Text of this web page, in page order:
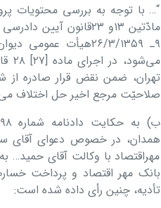
“… با توجه به بررسی محتویات
مادّتین ١٣و ٢٣قانون
٩ـ ٢۶/٣/١٣۵٩ھیأت
تھران، ضمن نقض قرار صادره از
صلاحیّت مرجع اخیر حل اختلاف
ھمدان، در خصوص دعوای آقای
مھراقتصاد با وکالت آقای حمید…
تأدیه، چنین رأی داده شده است: